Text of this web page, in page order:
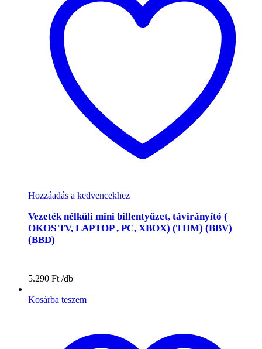
Hozzáadás a kedvencekhez
Vezeték nélküli mini billentyűzet, távirányító (
OKOS TV, LAPTOP , PC, XBOX) (THM) (BBV)
(BBD)
5.290 Ft
Kosárba teszem